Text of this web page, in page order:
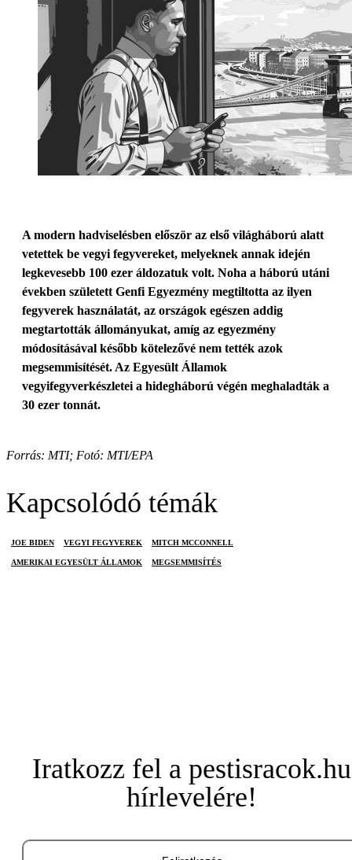
A modern hadviselésben először az első világháború alatt
vetettek be vegyi fegyvereket, melyeknek annak idején
legkevesebb 100 ezer áldozatuk volt. Noha a háború utáni
években született Genfi Egyezmény megtiltotta az ilyen
fegyverek használatát, az országok egészen addig
megtartották állományukat, amíg az egyezmény
módosításával később kötelezővé nem tették azok
megsemmisítését. Az Egyesült Államok
vegyifegyverkészletei a hidegháború végén meghaladták a
30 ezer tonnát.
Forrás: MTI; Fotó: MTI/EPA
Kapcsolódó témák
JOE BIDEN VEGYI FEGYVEREK MITCH MCCONNELL
AMERIKAI EGYESÜLT ÁLLAMOK MEGSEMMISÍTÉS
Iratkozz fel a pestisracok.hu
hírlevelére!